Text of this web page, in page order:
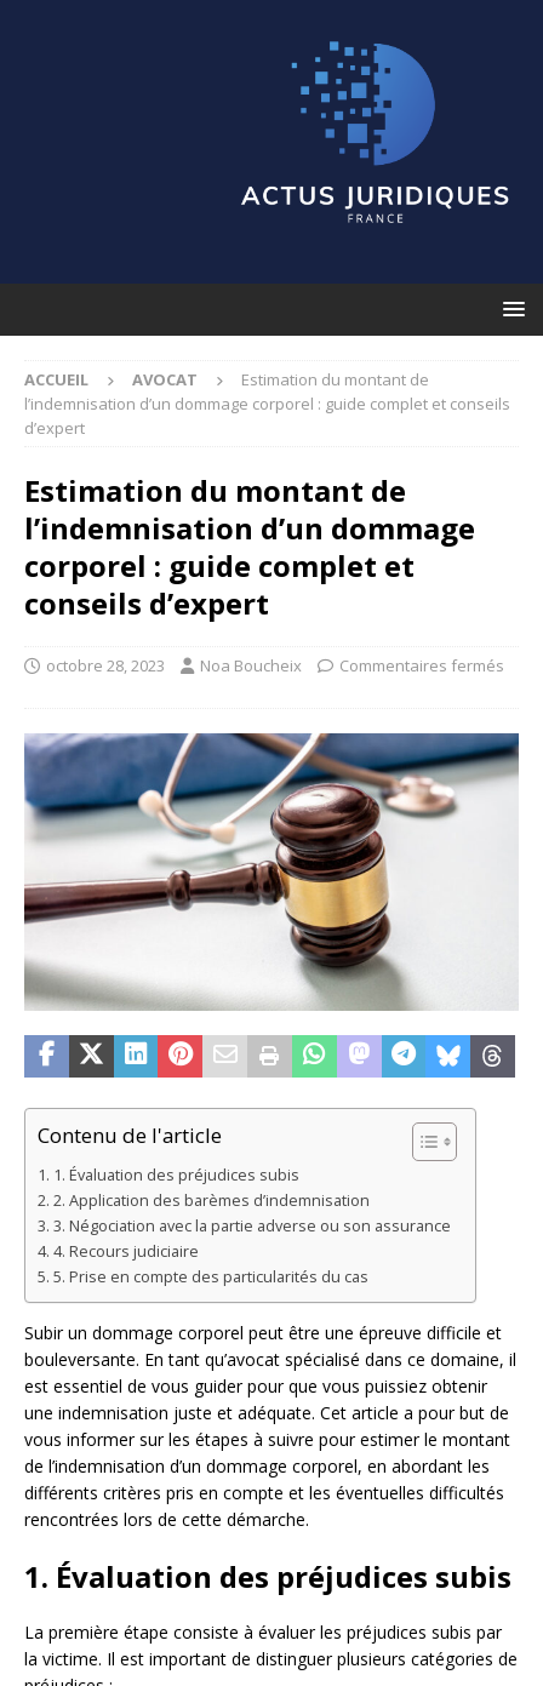
ACCUEIL AVOCAT
Estimation du montant de
l’indemnisation d’un dommage corporel : guide complet et conseils
d’expert
Estimation du montant de
l’indemnisation d’un dommage
corporel : guide complet et
conseils d’expert
octobre 28, 2023 Noa Boucheix Commentaires fermés
Contenu de l'article
1. Évaluation des préjudices subis
2. Application des barèmes d’indemnisation
3. Négociation avec la partie adverse ou son assurance
4. Recours judiciaire
5. Prise en compte des particularités du cas
Subir un dommage corporel peut être une épreuve difficile et
bouleversante. En tant qu’avocat spécialisé dans ce domaine, il
est essentiel de vous guider pour que vous puissiez obtenir
une indemnisation juste et adéquate. Cet article a pour but de
vous informer sur les étapes à suivre pour estimer le montant
de l’indemnisation d’un dommage corporel, en abordant les
différents critères pris en compte et les éventuelles difficultés
rencontrées lors de cette démarche.
1. Évaluation des préjudices subis
La première étape consiste à évaluer les préjudices subis par
la victime. Il est important de distinguer plusieurs catégories de